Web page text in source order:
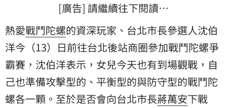
[廣告] 請繼續往下閱讀…
熱愛戰鬥陀螺的資深玩家、台北市長參選人沈伯
洋今（13）日前往台北後站商圈參加戰鬥陀螺爭
霸賽，沈伯洋表示，女兒今天也有到場觀戰，自
己也準備攻擊型的、平衡型的與防守型的戰鬥陀
螺各一顆。至於是否會向台北市長蔣萬安下戰